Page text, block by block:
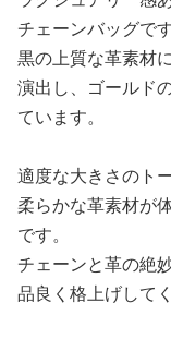
チェーンバッグです
黒の上質な革素材
演出し、ゴールド
ています。
適度な大きさのト
柔らかな革素材が
です。
チェーンと革の絶
品良く格上げして